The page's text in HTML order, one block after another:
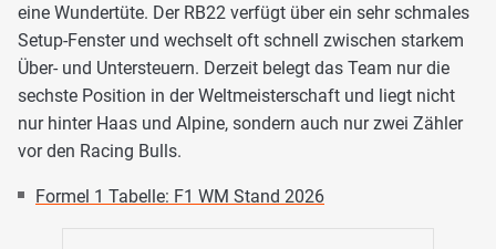
eine Wundertüte. Der RB22 verfügt über ein sehr schmales
Setup-Fenster und wechselt oft schnell zwischen starkem
Über- und Untersteuern. Derzeit belegt das Team nur die
sechste Position in der Weltmeisterschaft und liegt nicht
nur hinter Haas und Alpine, sondern auch nur zwei Zähler
vor den Racing Bulls.
Formel 1 Tabelle: F1 WM Stand 2026